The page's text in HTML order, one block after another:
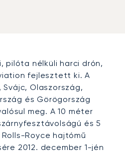
pilóta nélküli harci drón,
fejlesztett ki. A
Olaszország,
és Görögország
meg. A 10 méter
és 5
Royce hajtómű
2012. december 1-jén